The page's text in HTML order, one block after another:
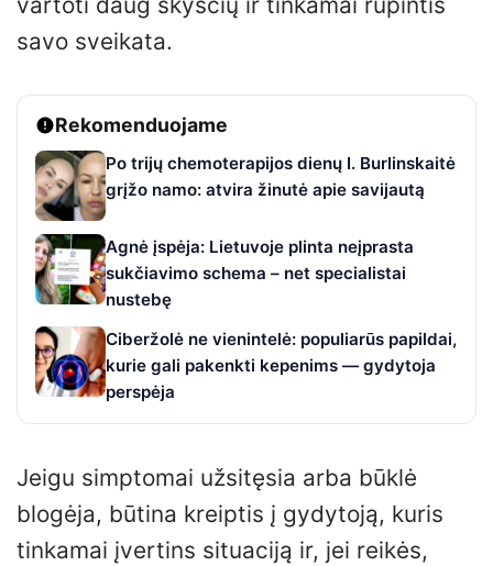
savo sveikata.
Rekomenduojame
Po trijų chemoterapijos dienų I. Burlinskaitė
grįžo namo: atvira žinutė apie savijautą
Agnė įspėja: Lietuvoje plinta neįprasta
sukčiavimo schema – net specialistai
nustebę
Ciberžolė ne vienintelė: populiarūs papildai,
kurie gali pakenkti kepenims — gydytoja
perspėja
Jeigu simptomai užsitęsia arba būklė
blogėja, būtina kreiptis į gydytoją, kuris
tinkamai įvertins situaciją ir, jei reikės,